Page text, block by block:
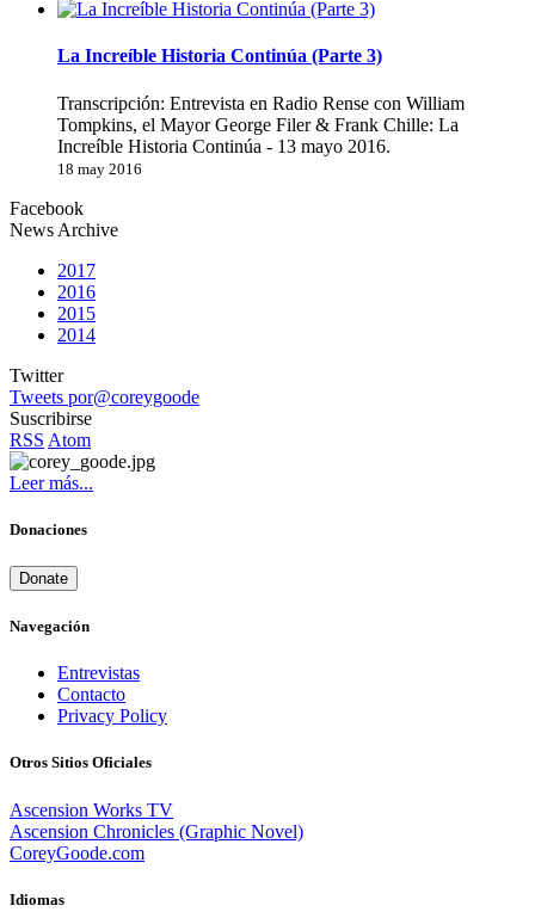
La Increíble Historia Continúa (Parte 3)
Transcripción: Entrevista en Radio Rense con William
Tompkins, el Mayor George Filer & Frank Chille: La
Increíble Historia Continúa - 13 mayo 2016.
18 may 2016
Facebook
News Archive
2017
2016
2015
2014
Twitter
Tweets por@coreygoode
Suscribirse
RSS Atom
Leer más...
Donaciones
Donate
Navegación
Entrevistas
Contacto
Privacy Policy
Otros Sitios Oficiales
Ascension Works TV
Ascension Chronicles (Graphic Novel)
CoreyGoode.com
Idiomas